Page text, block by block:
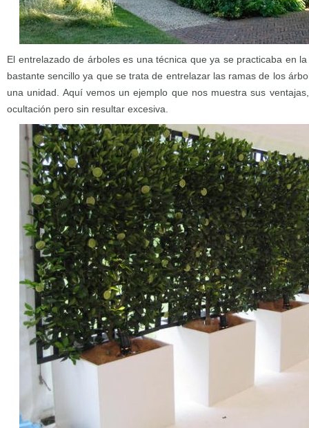
El entrelazado de árboles es una técnica que ya se practicaba en
bastante sencillo ya que se trata de entrelazar las ramas de los
una unidad. Aquí vemos un ejemplo que nos muestra sus
ocultación pero sin resultar excesiva.